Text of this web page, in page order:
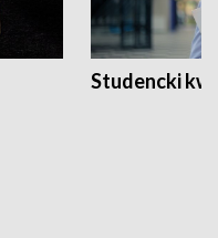
Studencki